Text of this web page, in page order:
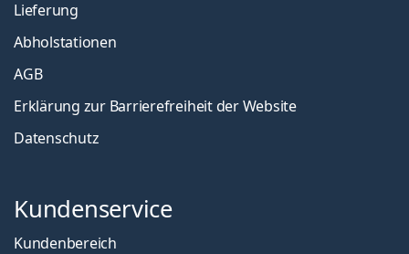
Lieferung
Abholstationen
AGB
Erklärung zur Barrierefreiheit der Website
Datenschutz
Kundenservice
Kundenbereich